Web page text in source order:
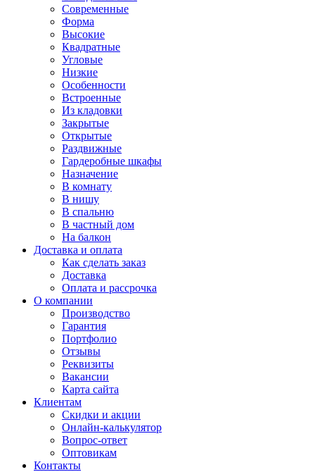
Современные
Форма
Высокие
Квадратные
Угловые
Низкие
Особенности
Встроенные
Из кладовки
Закрытые
Открытые
Раздвижные
Гардеробные шкафы
Назначение
В комнату
В нишу
В спальню
В частный дом
На балкон
Доставка и оплата
Как сделать заказ
Доставка
Оплата и рассрочка
О компании
Производство
Гарантия
Портфолио
Отзывы
Реквизиты
Вакансии
Карта сайта
Клиентам
Скидки и акции
Онлайн-калькулятор
Вопрос-ответ
Оптовикам
Контакты